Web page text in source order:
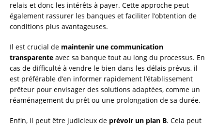
relais et donc les intérêts à payer. Cette approche peut
également rassurer les banques et faciliter l’obtention de
conditions plus avantageuses.
Il est crucial de maintenir une communication
transparente avec sa banque tout au long du processus. En
cas de difficulté à vendre le bien dans les délais prévus, il
est préférable d’en informer rapidement l’établissement
prêteur pour envisager des solutions adaptées, comme un
réaménagement du prêt ou une prolongation de sa durée.
Enfin, il peut être judicieux de prévoir un plan B. Cela peut